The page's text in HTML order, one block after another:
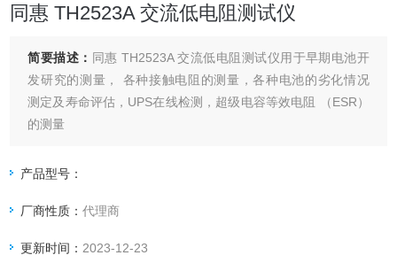
同惠 TH2523A 交流低电阻测试仪
简要描述： 同惠 TH2523A 交流低电阻测试仪用于早期电池开
发研究的测量， 各种接触电阻的测量，各种电池的劣化情况
测定及寿命评估，UPS在线检测，超级电容等效电阻 （ESR）
的测量
产品型号：
厂商性质：代理商
更新时间： 2023-12-23